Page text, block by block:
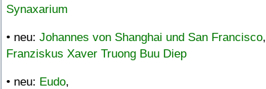
Synaxarium
• neu: Johannes von Shanghai und San Francisco,
Franziskus Xaver Truong Buu Diep
• neu: Eudo,